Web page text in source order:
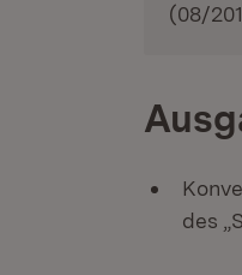
(08/
des